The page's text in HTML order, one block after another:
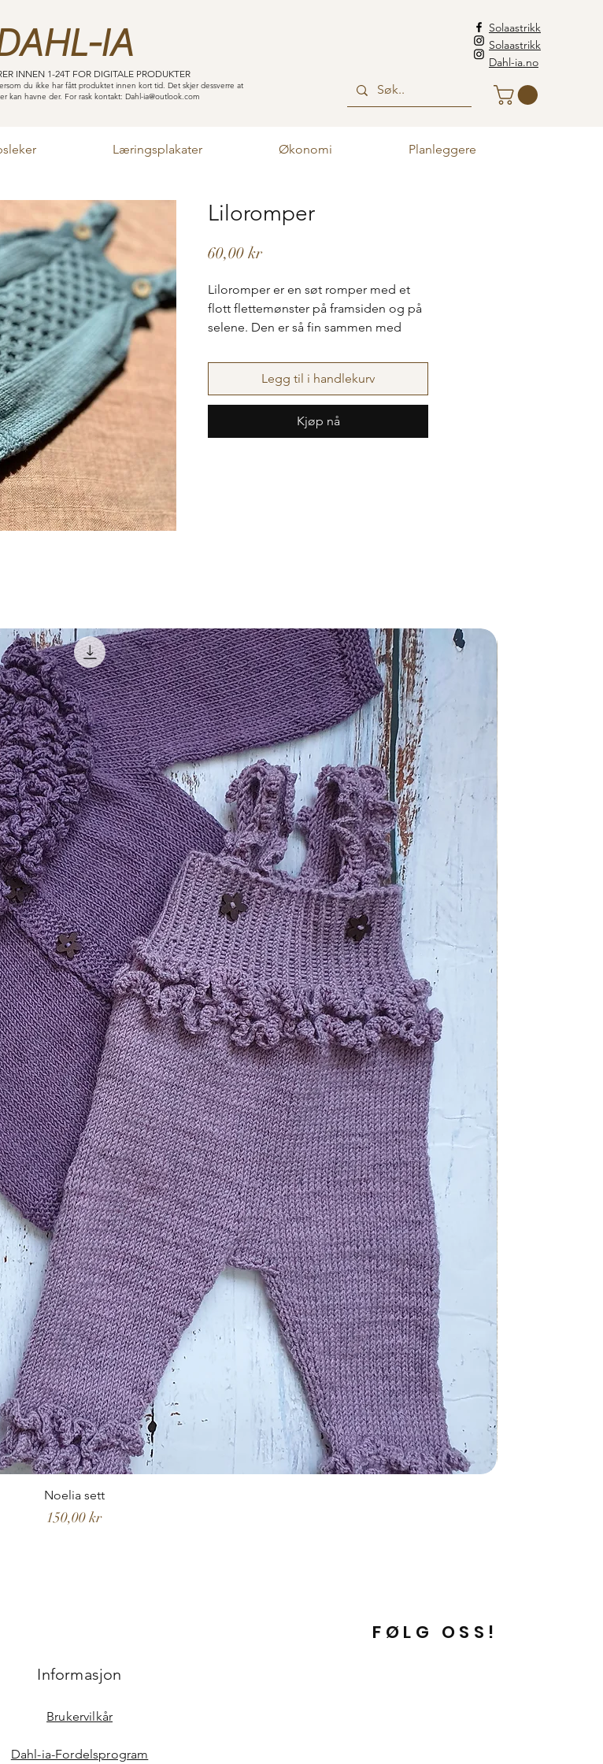
IA
Solaastrikk
Solaastrikk
Dahl-ia.no
INNEN 1-24T FOR DIGITALE PRODUKTER
du ikke har fått produktet innen kort tid. Det skjer dessverre at
kan havne der. For rask kontakt: Dahl-ia@outlook.com
Læringsplakater Økonomi Planleggere
Liloromper
60,00 krPris
Liloromper er en søt romper med et
flott flettemønster på framsiden og på
selene. Den er så fin sammen med
Størrelser: 0-1 (3) 6 (9) 12 (18) mnd.
Lengde: 29 (32) 34 (36) 38 (42) cm.
Brystvidde: 17 (19) 21 (22) 23 (25) cm.
Garn: Drops Baby Merino ca. 100 (100)
Legg til i handlekurv
Kjøp nå
Noelia sett
Pris
150,00 kr
Informasjon
Brukervilkår
Dahl-ia-Fordelsprogram
FØLG OSS!